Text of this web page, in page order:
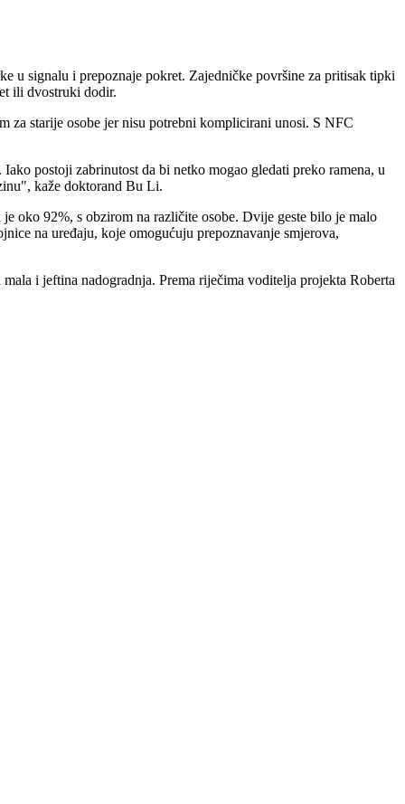
u signalu i prepoznaje pokret. Zajedničke površine za pritisak tipki
ili dvostruki dodir.
za starije osobe jer nisu potrebni komplicirani unosi. S NFC
postoji zabrinutost da bi netko mogao gledati preko ramena, u
kaže doktorand Bu Li.
oko 92%, s obzirom na različite osobe. Dvije geste bilo je malo
na uređaju, koje omogućuju prepoznavanje smjerova,
i jeftina nadogradnja. Prema riječima voditelja projekta Roberta